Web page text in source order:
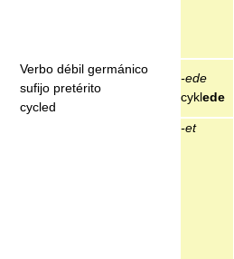
Verbo débil germánico
sufijo pretérito
cycled
-ede
cyklede
-et